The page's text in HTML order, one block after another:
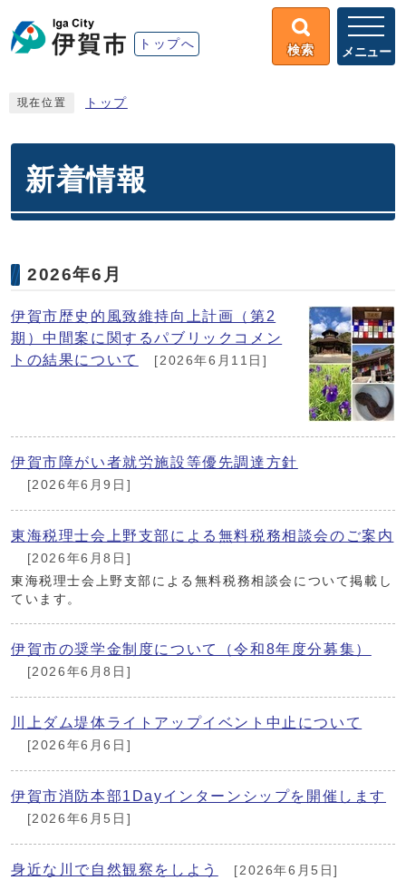
トップへ 検索 メニュー
現在位置 トップ
新着情報
2026年6月
伊賀市歴史的風致維持向上計画（第2
期）中間案に関するパブリックコメン
トの結果について
[2026年6月11日]
伊賀市障がい者就労施設等優先調達方針
[2026年6月9日]
東海税理士会上野支部による無料税務相談会のご案内
[2026年6月8日]
東海税理士会上野支部による無料税務相談会について掲載し
ています。
伊賀市の奨学金制度について（令和8年度分募集）
[2026年6月8日]
川上ダム堤体ライトアップイベント中止について
[2026年6月6日]
伊賀市消防本部1Dayインターンシップを開催します
[2026年6月5日]
身近な川で自然観察をしよう [2026年6月5日]